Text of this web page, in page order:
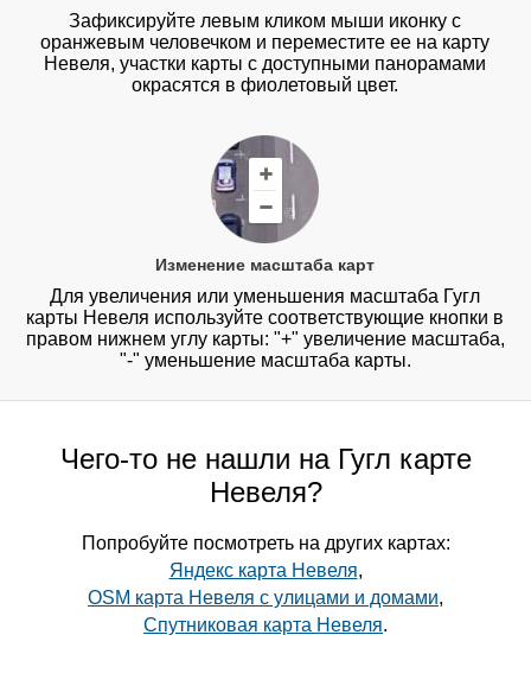
Зафиксируйте левым кликом мыши иконку с
оранжевым человечком и переместите ее на карту
Невеля, участки карты с доступными панорамами
окрасятся в фиолетовый цвет.
Изменение масштаба карт
Для увеличения или уменьшения масштаба Гугл
карты Невеля используйте соответствующие кнопки в
правом нижнем углу карты: "+" увеличение масштаба,
"-" уменьшение масштаба карты.
Чего-то не нашли на Гугл карте
Невеля?
Попробуйте посмотреть на других картах:
Яндекс карта Невеля,
OSM карта Невеля с улицами и домами,
Спутниковая карта Невеля.